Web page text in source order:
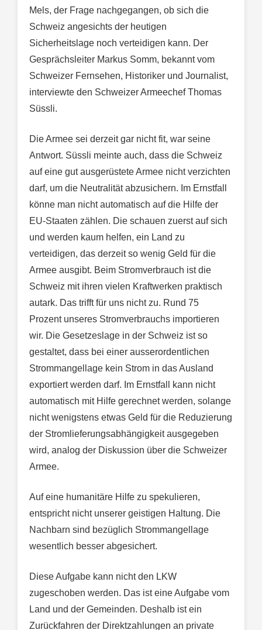
Mels, der Frage nachgegangen, ob sich die
Schweiz angesichts der heutigen
Sicherheitslage noch verteidigen kann. Der
Gesprächsleiter Markus Somm, bekannt vom
Schweizer Fernsehen, Historiker und Journalist,
interviewte den Schweizer Armeechef Thomas
Süssli.
Die Armee sei derzeit gar nicht fit, war seine
Antwort. Süssli meinte auch, dass die Schweiz
auf eine gut ausgerüstete Armee nicht verzichten
darf, um die Neutralität abzusichern. Im Ernstfall
könne man nicht automatisch auf die Hilfe der
EU-Staaten zählen. Die schauen zuerst auf sich
und werden kaum helfen, ein Land zu
verteidigen, das derzeit so wenig Geld für die
Armee ausgibt. Beim Stromverbrauch ist die
Schweiz mit ihren vielen Kraftwerken praktisch
autark. Das trifft für uns nicht zu. Rund 75
Prozent unseres Stromverbrauchs importieren
wir. Die Gesetzeslage in der Schweiz ist so
gestaltet, dass bei einer ausserordentlichen
Strommangellage kein Strom in das Ausland
exportiert werden darf. Im Ernstfall kann nicht
automatisch mit Hilfe gerechnet werden, solange
nicht wenigstens etwas Geld für die Reduzierung
der Stromlieferungsabhängigkeit ausgegeben
wird, analog der Diskussion über die Schweizer
Armee.
Auf eine humanitäre Hilfe zu spekulieren,
entspricht nicht unserer geistigen Haltung. Die
Nachbarn sind bezüglich Strommangellage
wesentlich besser abgesichert.
Diese Aufgabe kann nicht den LKW
zugeschoben werden. Das ist eine Aufgabe vom
Land und der Gemeinden. Deshalb ist ein
Zurückfahren der Direktzahlungen an private